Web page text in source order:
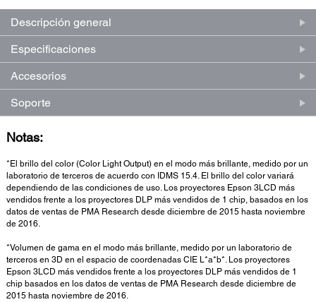
Descripción general
Especificaciones
Accesorios
Soporte
Notas:
*El brillo del color (Color Light Output) en el modo más brillante, medido por un
laboratorio de terceros de acuerdo con IDMS 15.4. El brillo del color variará
dependiendo de las condiciones de uso. Los proyectores Epson 3LCD más
vendidos frente a los proyectores DLP más vendidos de 1 chip, basados en los
datos de ventas de PMA Research desde diciembre de 2015 hasta noviembre
de 2016.
*Volumen de gama en el modo más brillante, medido por un laboratorio de
terceros en 3D en el espacio de coordenadas CIE L*a*b*. Los proyectores
Epson 3LCD más vendidos frente a los proyectores DLP más vendidos de 1
chip basados en los datos de ventas de PMA Research desde diciembre de
2015 hasta noviembre de 2016.